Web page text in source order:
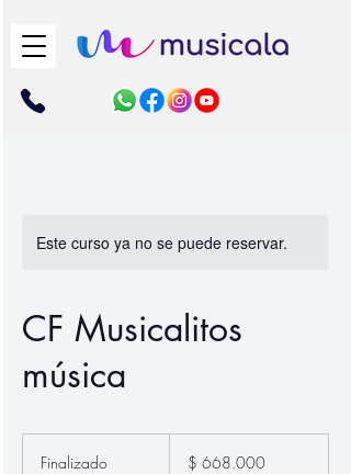
Este curso ya no se puede reservar.
CF Musicalitos
música
Finalizado
colombianos
$ 668.000